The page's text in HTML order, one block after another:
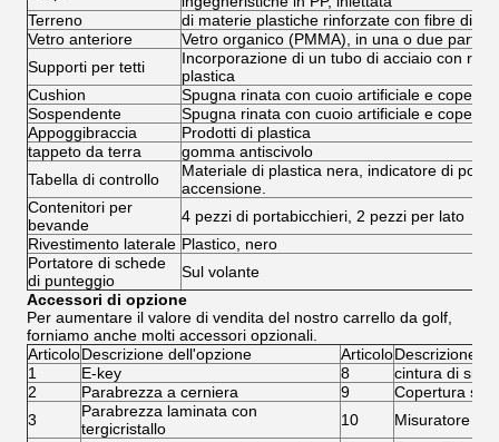
Terreno
di materie plastiche rinforzate con fibre di
Vetro anteriore
Vetro organico (PMMA), in una o due parti
Supporti per tetti
Incorporazione di un tubo di acciaio con
plastica
Cushion
Spugna rinata con cuoio artificiale e
Sospendente
Spugna rinata con cuoio artificiale e
Appoggibraccia
Prodotti di plastica
tappeto da terra
gomma antiscivolo
Tabella di controllo
Materiale di plastica nera, indicatore di
accensione.
Contenitori per
bevande
4 pezzi di portabicchieri, 2 pezzi per lato
Rivestimento laterale Plastico, nero
Portatore di schede
di punteggio
Sul volante
Accessori di opzione
Per aumentare il valore di vendita del nostro carrello da golf,
forniamo anche molti accessori opzionali.
ArticoloDescrizione dell'opzione ArticoloDescrizione
1
E-key 8
cintura di
2
Parabrezza a cerniera 9
Copertura
3
Parabrezza laminata con
tergicristallo
10
Misuratore